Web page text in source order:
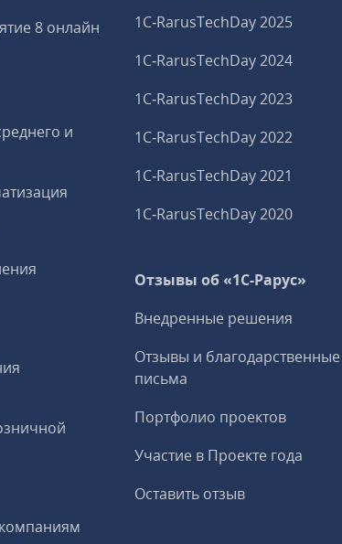
8 онлайн
и
1C‑RarusTechDay 2025
1C‑RarusTechDay 2024
1C‑RarusTechDay 2023
1C‑RarusTechDay 2022
1C‑RarusTechDay 2021
1C‑RarusTechDay 2020
Отзывы об «1С-Рарус»
Внедренные решения
Отзывы и благодарственные
письма
Портфолио проектов
Участие в Проекте года
Оставить отзыв